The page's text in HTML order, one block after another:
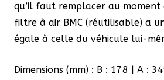
qu’il faut remplacer au moment
filtre à air BMC (réutilisable) a
égale à celle du véhicule lui-
Dimensions (mm) : B : 178 | A :